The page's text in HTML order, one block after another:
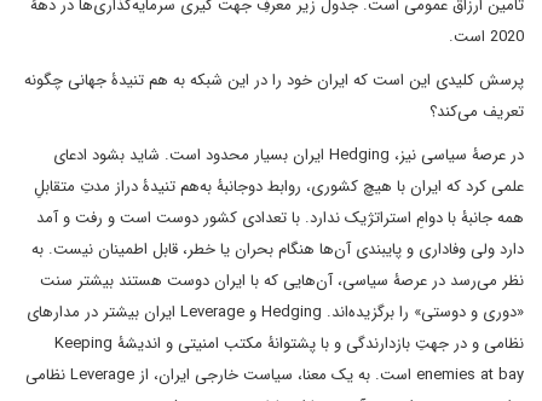
2020 است.
پرسش کلیدی این است که ایران خود را در این شبکه به هم تنیدۀ جهانی چگونه
تعریف می‌کند؟
در عرصۀ سیاسی نیز، Hedging ایران بسیار محدود است. شاید بشود ادعای
علمی کرد که ایران با هیچ کشوری، روابط دوجانبۀ به‌هم تنیدۀ دراز مدتِ متقابلِ
همه جانبۀ با دوامِ استراتژیک ندارد. با تعدادی کشور دوست است و رفت و آمد
دارد ولی وفاداری و پایبندی آن‌ها هنگام بحران یا خطر، قابل اطمینان نیست. به
نظر می‌رسد در عرصۀ سیاسی، آن‌هایی که با ایران دوست هستند بیشتر سنت
«دوری و دوستی» را برگزیده‌اند. Hedging و Leverage ایران بیشتر در مدارهای
نظامی و در جهتِ بازدارندگی و با پشتوانۀ مکتب امنیتی و اندیشۀ Keeping
enemies at bay است. به یک معنا، سیاست خارجی ایران، از Leverage نظامی